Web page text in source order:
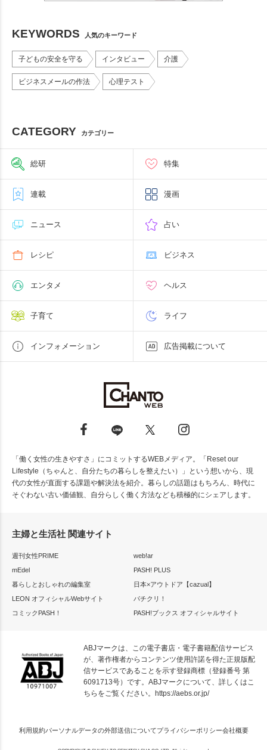
KEYWORDS 人気のキーワード
子どもの安全を守る インタビュー 介護
ビジネスメールの作法 心理テスト
CATEGORY カテゴリー
総研 特集
連載 漫画
ニュース 占い
レシピ ビジネス
エンタメ ヘルス
子育て ライフ
インフォメーション 広告掲載について
「働く女性の生きやすさ」にコミットするWEBメディア。「Reset our
Lifestyle（ちゃんと、自分たちの暮らしを整えたい）」という想いから、現
代の女性が直面する課題や解決法を紹介。暮らしの話題はもちろん、時代に
そぐわない古い価値観、自分らしく働く方法なども積極的にシェアします。
主婦と生活社 関連サイト
週刊女性PRIME
web!ar
mEdel
PASH! PLUS
暮らしとおしゃれの編集室
日本×アウトドア【cazual】
LEON オフィシャルWebサイト
パチクリ！
コミックPASH！
PASH!ブックス オフィシャルサイト
ABJマークは、この電子書店・電子書籍配信サービス
が、著作権者からコンテンツ使用許諾を得た正規版配
信サービスであることを示す登録商標（登録番号 第
6091713号）です。ABJマークについて、詳しくはこ
ちらをご覧ください。
https://aebs.or.jp/
利用規約パーソナルデータの外部送信についてプライバシーポリシー会社概要